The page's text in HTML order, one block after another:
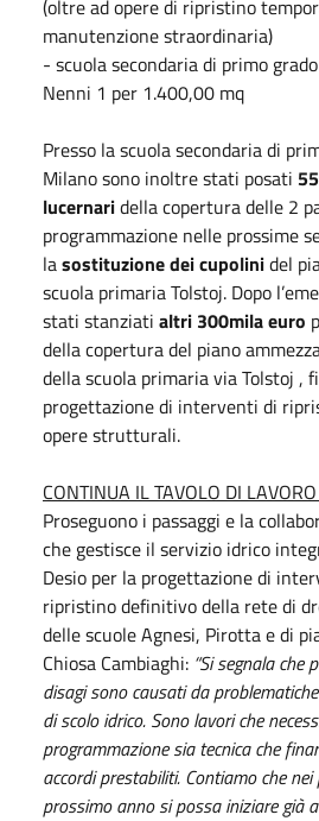
(oltre ad opere di ripristino
manutenzione straordinaria)
- scuola secondaria di primo
Nenni 1 per 1.400,00 mq
Presso la scuola secondaria di
Milano sono inoltre stati posati
lucernaridella copertura delle 2
programmazione nelle prossime
lasostituzione dei cupolinidel
scuola primaria Tolstoj. Dopo
stati stanziati altri 300mila euro
della copertura del piano
della scuola primaria via Tolstoj ,
progettazione di interventi di
opere strutturali.
CONTINUA IL TAVOLO DI
Proseguono i passaggi e la
che gestisce il servizio idrico
Desio per la progettazione di
ripristino definitivo della rete di
delle scuole Agnesi, Pirotta e di
Chiosa Cambiaghi: “Si segnala che
disagi sono causati da
di scolo idrico. Sono lavori che
programmazione sia tecnica che
accordi prestabiliti. Contiamo che
prossimo anno si possa iniziare già